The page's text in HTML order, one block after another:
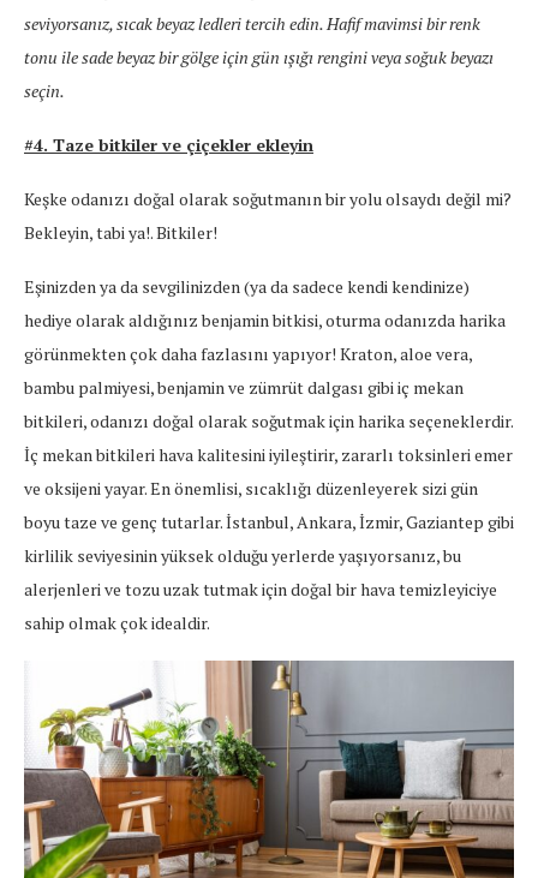
seviyorsanız, sıcak beyaz ledleri tercih edin. Hafif mavimsi bir renk
tonu ile sade beyaz bir gölge için gün ışığı rengini veya soğuk beyazı
seçin.
#4. Taze bitkiler ve çiçekler ekleyin
Keşke odanızı doğal olarak soğutmanın bir yolu olsaydı değil mi?
Bekleyin, tabi ya!. Bitkiler!
Eşinizden ya da sevgilinizden (ya da sadece kendi kendinize)
hediye olarak aldığınız benjamin bitkisi, oturma odanızda harika
görünmekten çok daha fazlasını yapıyor! Kraton, aloe vera,
bambu palmiyesi, benjamin ve zümrüt dalgası gibi iç mekan
bitkileri, odanızı doğal olarak soğutmak için harika seçeneklerdir.
İç mekan bitkileri hava kalitesini iyileştirir, zararlı toksinleri emer
ve oksijeni yayar. En önemlisi, sıcaklığı düzenleyerek sizi gün
boyu taze ve genç tutarlar. İstanbul, Ankara, İzmir, Gaziantep gibi
kirlilik seviyesinin yüksek olduğu yerlerde yaşıyorsanız, bu
alerjenleri ve tozu uzak tutmak için doğal bir hava temizleyiciye
sahip olmak çok idealdir.